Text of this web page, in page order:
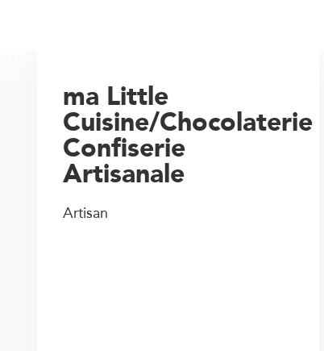
ma Little
Cuisine/Chocolaterie
Confiserie
Artisanale
Artisan